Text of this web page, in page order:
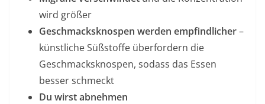
wird größer
Geschmacksknospen werden empfindlicher–
künstliche Süßstoffe überfordern die
Geschmacksknospen, sodass das Essen
besser schmeckt
Du wirst abnehmen